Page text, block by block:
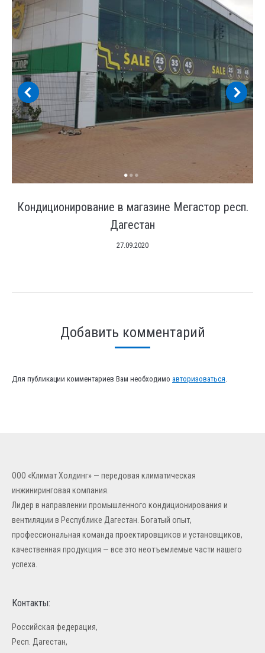
Кондиционирование в магазине Мегастор респ.
Дагестан
27.09.2020
Добавить комментарий
Для публикации комментариев Вам необходимо авторизоваться.
ООО «Климат Холдинг» — передовая климатическая
инжиниринговая компания.
Лидер в направлении промышленного кондиционирования и
вентиляции в Республике Дагестан. Богатый опыт,
профессиональная команда проектировщиков и установщиков,
качественная продукция — все это неотъемлемые части нашего
успеха.
Контакты:
Российская федерация,
Респ. Дагестан,